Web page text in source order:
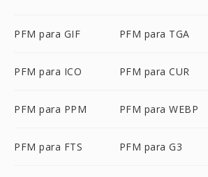
PFM para GIF PFM para TGA
PFM para ICO PFM para CUR
PFM para PPM PFM para WEBP
PFM para FTS PFM para G3